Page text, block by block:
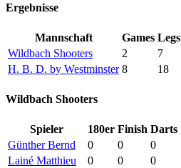
Ergebnisse
Mannschaft Games Legs
Wildbach Shooters
2 7
H. B. D. by Westminster 8 18
Wildbach Shooters
Spieler 180er Finish Darts
Günther Bernd
0 0
0
Lainé Matthieu
0 0
0